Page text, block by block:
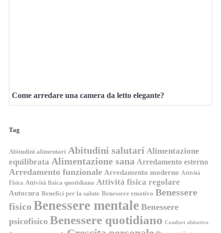
Come arredare una camera da letto elegante?
Tag
Abitudini alimentari Abitudini salutari Alimentazione
equilibrata Alimentazione sana Arredamento esterno
Arredamento funzionale Arredamento moderno Attività
Fisica Attività fisica quotidiana Attività fisica regolare
Autocura Benefici per la salute Benessere emotivo Benessere
fisico Benessere mentale Benessere
psicofisico Benessere quotidiano Comfort abitativo